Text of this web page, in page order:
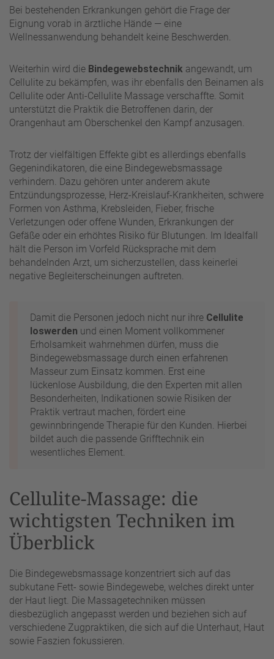
Bei bestehenden Erkrankungen gehört die Frage der
Eignung vorab in ärztliche Hände — eine
Wellnessanwendung behandelt keine Beschwerden.
Weiterhin wird die Bindegewebstechnik angewandt, um
Cellulite zu bekämpfen, was ihr ebenfalls den Beinamen als
Cellulite oder Anti-Cellulite Massage verschaffte. Somit
unterstützt die Praktik die Betroffenen darin, der
Orangenhaut am Oberschenkel den Kampf anzusagen.
Trotz der vielfältigen Effekte gibt es allerdings ebenfalls
Gegenindikatoren, die eine Bindegewebsmassage
verhindern. Dazu gehören unter anderem akute
Entzündungsprozesse, Herz-Kreislauf-Krankheiten, schwere
Formen von Asthma, Krebsleiden, Fieber, frische
Verletzungen oder offene Wunden, Erkrankungen der
Gefäße oder ein erhöhtes Risiko für Blutungen. Im Idealfall
hält die Person im Vorfeld Rücksprache mit dem
behandelnden Arzt, um sicherzustellen, dass keinerlei
negative Begleiterscheinungen auftreten.
Damit die Personen jedoch nicht nur ihre Cellulite
loswerden und einen Moment vollkommener
Erholsamkeit wahrnehmen dürfen, muss die
Bindegewebsmassage durch einen erfahrenen
Masseur zum Einsatz kommen. Erst eine
lückenlose Ausbildung, die den Experten mit allen
Besonderheiten, Indikationen sowie Risiken der
Praktik vertraut machen, fördert eine
gewinnbringende Therapie für den Kunden. Hierbei
bildet auch die passende Grifftechnik ein
wesentliches Element.
Cellulite-Massage: die
wichtigsten Techniken im
Überblick
Die Bindegewebsmassage konzentriert sich auf das
subkutane Fett- sowie Bindegewebe, welches direkt unter
der Haut liegt. Die Massagetechniken müssen
diesbezüglich angepasst werden und beziehen sich auf
verschiedene Zugpraktiken, die sich auf die Unterhaut, Haut
sowie Faszien fokussieren.